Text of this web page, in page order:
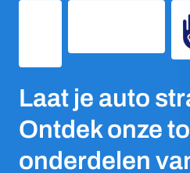
Laat je auto
Ontdek onze
onderdelen